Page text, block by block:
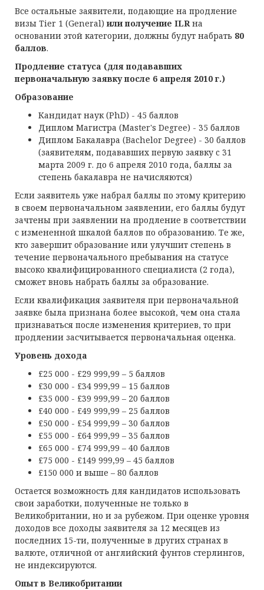
Все остальные заявители, подающие на продление
визы Tier 1 (General)или получение ILRна
основании этой категории, должны будут набрать 80
баллов.
Продление статуса (для подававших
первоначальную заявкупосле 6 апреля 2010 г.)
Образование
Кандидат наук (PhD) - 45 баллов
Диплом Магистра (Master's Degree) - 35 баллов
Диплом Бакалавра (Bachelor Degree) - 30 баллов
(заявителям, подававших первую заявку c 31
марта 2009 г. до 6 апреля 2010 года, баллы за
степень бакалавра не начисляются)
Если заявитель уже набрал баллы по этому критерию
в своем первоначальном заявлении, его баллы будут
зачтены при заявлении на продление в соответствии
с измененной шкалой баллов по образованию. Те же,
кто завершит образование или улучшит степень в
течение первоначального пребывания на статусе
высоко квалифицированного специалиста (2 года),
сможет вновь набрать баллы за образование.
Если квалификация заявителя при первоначальной
заявке была признана более высокой, чем она стала
признаваться после изменения критериев, то при
продлении засчитывается первоначальная оценка.
Уровень дохода
£25 000 - £29 999,99 – 5 баллов
£30 000 - £34 999,99 – 15 баллов
£35 000 - £39 999,99 – 20 баллов
£40 000 - £49 999,99 – 25 баллов
£50 000 - £54 999,99 – 30 баллов
£55 000 - £64 999,99 – 35 баллов
£65 000 - £74 999,99 – 40 баллов
£75 000 - £149 999,99 – 45 баллов
£150 000 и выше – 80 баллов
Остается возможность для кандидатов использовать
свои заработки, полученные не только в
Великобритании, но и за рубежом. При оценке уровня
доходов все доходы заявителя за 12 месяцев из
последних 15-ти, полученные в других странах в
валюте, отличной от английский фунтов стерлингов,
не индексируются.
Опыт в Великобритании